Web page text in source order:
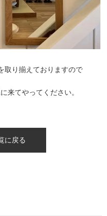
取り揃えておりますので
来てやってください。
に戻る